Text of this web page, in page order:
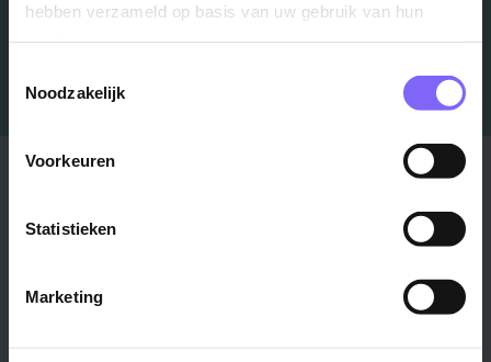
hebben verzameld op basis van uw gebruik van hun
Noodzakelijk
Voorkeuren
Statistieken
Marketing
Stad
Maastricht ›
Roermond ›